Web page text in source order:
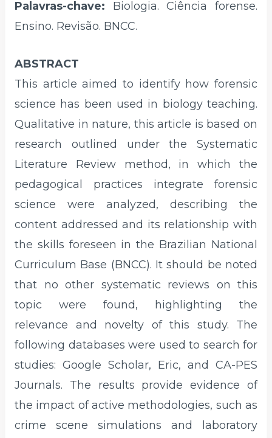
Palavras-chave: Biologia. Ciência forense.
Ensino. Revisão. BNCC.
ABSTRACT
This article aimed to identify how forensic
science has been used in biology teaching.
Qualitative in nature, this article is based on
research outlined under the Systematic
Literature Review method, in which the
pedagogical practices integrate forensic
science were analyzed, describing the
content addressed and its relationship with
the skills foreseen in the Brazilian National
Curriculum Base (BNCC). It should be noted
that no other systematic reviews on this
topic were found, highlighting the
relevance and novelty of this study. The
following databases were used to search for
studies: Google Scholar, Eric, and CA-PES
Journals. The results provide evidence of
the impact of active methodologies, such as
crime scene simulations and laboratory